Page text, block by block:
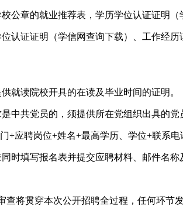
公章的就业推荐表，学历学位认证证明（
认证证明（学信网查询下载）、工作经
就读院校开具的在读及毕业时间的证明。
中共党员的，须提供所在党组织出具的党
应聘岗位+姓名+最高学历、学位+联系电
填写报名表并提交应聘材料、邮件名
将贯穿本次公开招聘全过程，任何环节